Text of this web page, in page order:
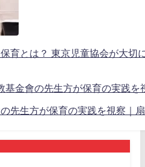
育とは？ 東京児童協会が大切
先生方が保育の実践を視察｜